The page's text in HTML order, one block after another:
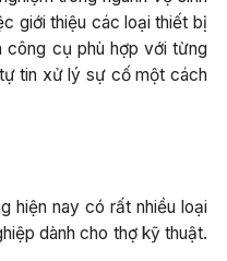
giới thiệu các loại thiết bị
công cụ phù hợp với từng
tin xử lý sự cố một cách
hiện nay có rất nhiều loại
dành cho thợ kỹ thuật.